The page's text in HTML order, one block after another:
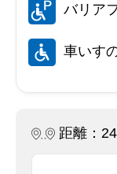
バリア
車いす
距離：